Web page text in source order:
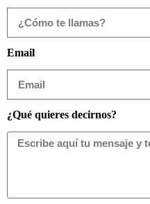
Email
¿Qué quieres decirnos?